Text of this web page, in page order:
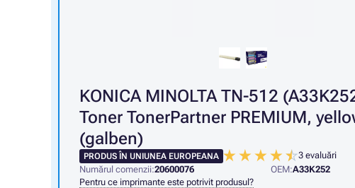
KONICA MINOLTA TN-512
Toner TonerPartner PREMIUM,
(galben)
PRODUS ÎN UNIUNEA EUROPEANA
3 evaluări
Numărul comenzii:20600076 OEM:A33K252
Pentru ce imprimante este potrivit produsul?